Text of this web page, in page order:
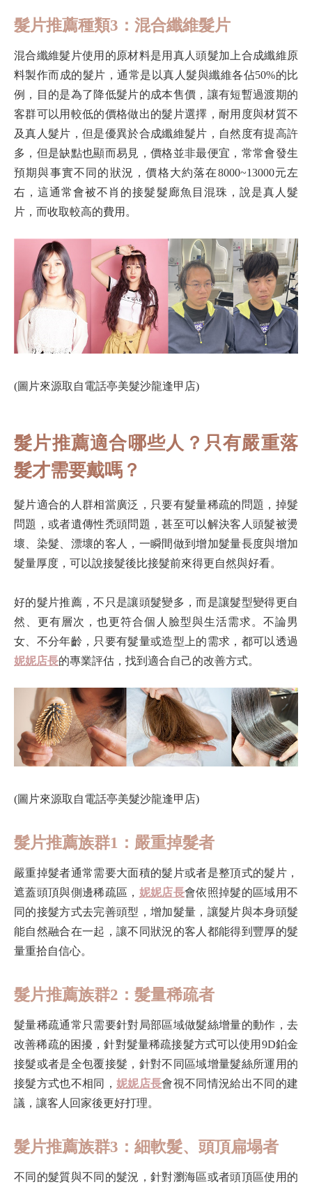
髮片推薦種類3：混合纖維髮片
混合纖維髮片使用的原材料是用真人頭髮加上合成纖維原
料製作而成的髮片，通常是以真人髮與纖維各佔50%的比
例，目的是為了降低髮片的成本售價，讓有短暫過渡期的
客群可以用較低的價格做出的髮片選擇，耐用度與材質不
及真人髮片，但是優異於合成纖維髮片，自然度有提高許
多，但是缺點也顯而易見，價格並非最便宜，常常會發生
預期與事實不同的狀況，價格大約落在8000~13000元左
右，這通常會被不肖的接髮髮廊魚目混珠，說是真人髮
片，而收取較高的費用。
(圖片來源取自電話亭美髮沙龍逢甲店)
髮片推薦適合哪些人？只有嚴重落
髮才需要戴嗎？
髮片適合的人群相當廣泛，只要有髮量稀疏的問題，掉髮
問題，或者遺傳性禿頭問題，甚至可以解決客人頭髮被燙
壞、染髮、漂壞的客人，一瞬間做到增加髮量長度與增加
髮量厚度，可以說接髮後比接髮前來得更自然與好看。
好的髮片推薦，不只是讓頭髮變多，而是讓髮型變得更自
然、更有層次，也更符合個人臉型與生活需求。不論男
女、不分年齡，只要有髮量或造型上的需求，都可以透過
妮妮店長的專業評估，找到適合自己的改善方式。
(圖片來源取自電話亭美髮沙龍逢甲店)
髮片推薦族群1：嚴重掉髮者
嚴重掉髮者通常需要大面積的髮片或者是整頂式的髮片，
遮蓋頭頂與側邊稀疏區， 妮妮店長會依照掉髮的區域用不
同的接髮方式去完善頭型，增加髮量，讓髮片與本身頭髮
能自然融合在一起，讓不同狀況的客人都能得到豐厚的髮
量重拾自信心。
髮片推薦族群2：髮量稀疏者
髮量稀疏通常只需要針對局部區域做髮絲增量的動作，去
改善稀疏的困擾，針對髮量稀疏接髮方式可以使用9D鉑金
接髮或者是全包覆接髮，針對不同區域增量髮絲所運用的
接髮方式也不相同， 妮妮店長會視不同情況給出不同的建
議，讓客人回家後更好打理。
髮片推薦族群3：細軟髮、頭頂扁塌者
不同的髮質與不同的髮況，針對瀏海區或者頭頂區使用的